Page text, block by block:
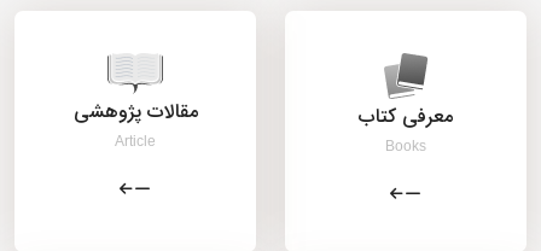
معرفی کتاب
Books
مقالات پژوهشی
Article